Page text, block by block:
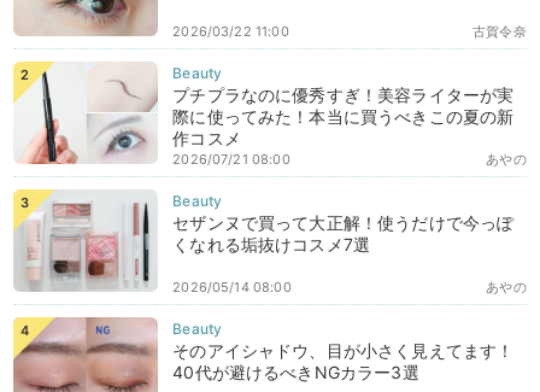
古賀令奈
2026/03/22 11:00
プチプラなのに優秀すぎ！美容ライターが実
際に使ってみた！本当に買うべきこの夏の新
作コスメ
あやの
2026/07/21 08:00
セザンヌで買って大正解！使うだけで今っぽ
くなれる垢抜けコスメ7選
あやの
2026/05/14 08:00
そのアイシャドウ、目が小さく見えてます！
40代が避けるべきNGカラー3選